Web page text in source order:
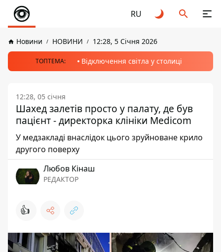
RU
Новини НОВИНИ 12:28, 5 Січня 2026
ТОПТЕМА: Відключення світла у столиці
12:28, 05 січня
Шахед залетів просто у палату, де був
пацієнт - директорка клініки Medicom
У медзакладі внаслідок цього зруйноване крило
другого поверху
Любов Кінаш
РЕДАКТОР
👍